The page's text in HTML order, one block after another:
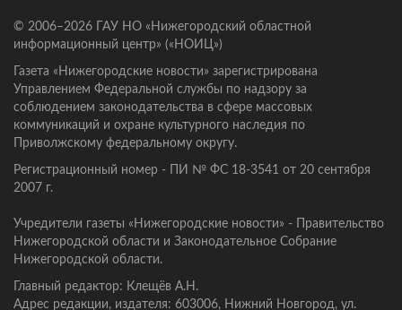
© 2006–2026 ГАУ НО «Нижегородский областной
информационный центр» («НОИЦ»)
Газета «Нижегородские новости» зарегистрирована
Управлением Федеральной службы по надзору за
соблюдением законодательства в сфере массовых
коммуникаций и охране культурного наследия по
Приволжскому федеральному округу.
Регистрационный номер - ПИ № ФС 18-3541 от 20 сентября
2007 г.
Учредители газеты «Нижегородские новости» - Правительство
Нижегородской области и Законодательное Собрание
Нижегородской области.
Главный редактор: Клещёв А.Н.
Адрес редакции, издателя: 603006, Нижний Новгород, ул.